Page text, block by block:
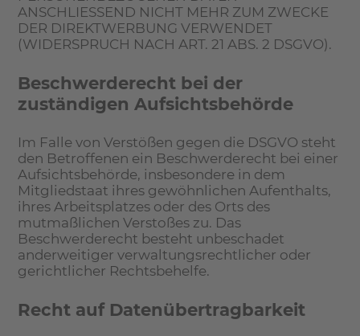
ANSCHLIESSEND NICHT MEHR ZUM ZWECKE
DER DIREKTWERBUNG VERWENDET
(WIDERSPRUCH NACH ART. 21 ABS. 2 DSGVO).
Beschwerde­recht bei der
zuständigen Aufsichts­behörde
Im Falle von Verstößen gegen die DSGVO steht
den Betroffenen ein Beschwerderecht bei einer
Aufsichtsbehörde, insbesondere in dem
Mitgliedstaat ihres gewöhnlichen Aufenthalts,
ihres Arbeitsplatzes oder des Orts des
mutmaßlichen Verstoßes zu. Das
Beschwerderecht besteht unbeschadet
anderweitiger verwaltungsrechtlicher oder
gerichtlicher Rechtsbehelfe.
Recht auf Daten­übertrag­barkeit